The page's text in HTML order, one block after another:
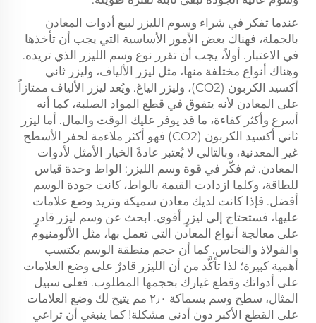
عندما تفكر في شراء وسوم الليزر لبيع أدوات المعادن
بالجملة، فهناك بعض الأمور الأساسية التي يجب أن تأخذها
في الاعتبار. أولاً، يجب أن تقرر نوع وسم الليزر الذي تريده.
وهناك أنواع مختلفة منها، مثل ليزر الألياف، وليزر ثاني
أكسيد الكربون (CO2)، وليزر الياغ. ويُعد ليزر الألياف ممتازاً
على المعادن لأنه يتفوق في قطع المواد الصلبة، كما أنه
أسرع وأكثر كفاءة، ما قد يوفر عليك الوقت والمال. أما ليزر
ثاني أكسيد الكربون (CO2) فهو أكثر ملاءمة لحفر الأسطح
غير المعدنية، وبالتالي لا يُعتبر عادةً الخيار الأمثل لأدوات
المعادن. ثم فكّر في قوة وسم الليزر: الواط وحدة قياس
للطاقة، وكلما ازدادت القيمة بالواط، كانت جودة الوسم
أفضل. فإذا كانت لديك معادن سميكة وتريد وضع علامات
عليها، فستحتاج إلى ليزرٍ أقوى. ابحث عن وسم ليزر قادرٍ
على معالجة أنواع المعادن التي تعمل بها، مثل الألومنيوم
والفولاذ والنحاس. كما أن حجم منطقة الوسم يكتسب
أهمية كبيرة؛ لذا تأكَّد من أن الليزر قادرٌ على وضع العلامات
على أدواتك وقطع غيارك بحجمها المطلوب. فعلى سبيل
المثال، سطح وسم بسماكة ٢٫٠ مم يتيح لك وضع العلامات
على القطع الأكبر دون أدنى مشكلة! كما ينبغي أن تراعي